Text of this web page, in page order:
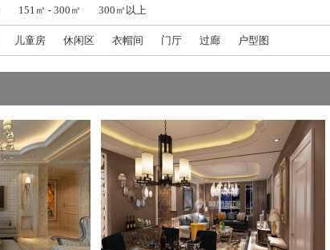
151㎡ - 300㎡ 300㎡以上
儿童房 休闲区 衣帽间 门厅 过廊 户型图